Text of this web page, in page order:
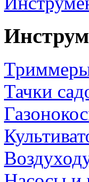
Тачки